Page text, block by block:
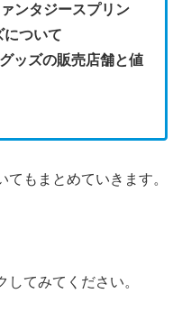
ンタジースプリン
について
ッズの販売店舗と値
もまとめていきます。
てみてください。